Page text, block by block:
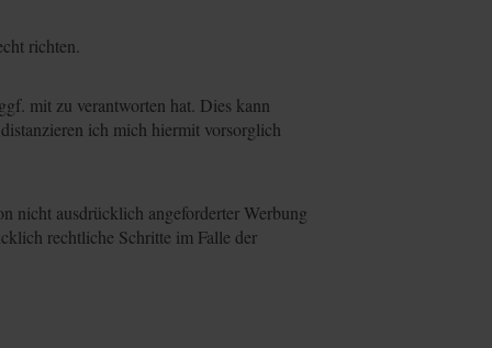
richten.
mit zu verantworten hat. Dies kann
ich mich hiermit vorsorglich
nicht ausdrücklich angeforderter Werbung
rechtliche Schritte im Falle der